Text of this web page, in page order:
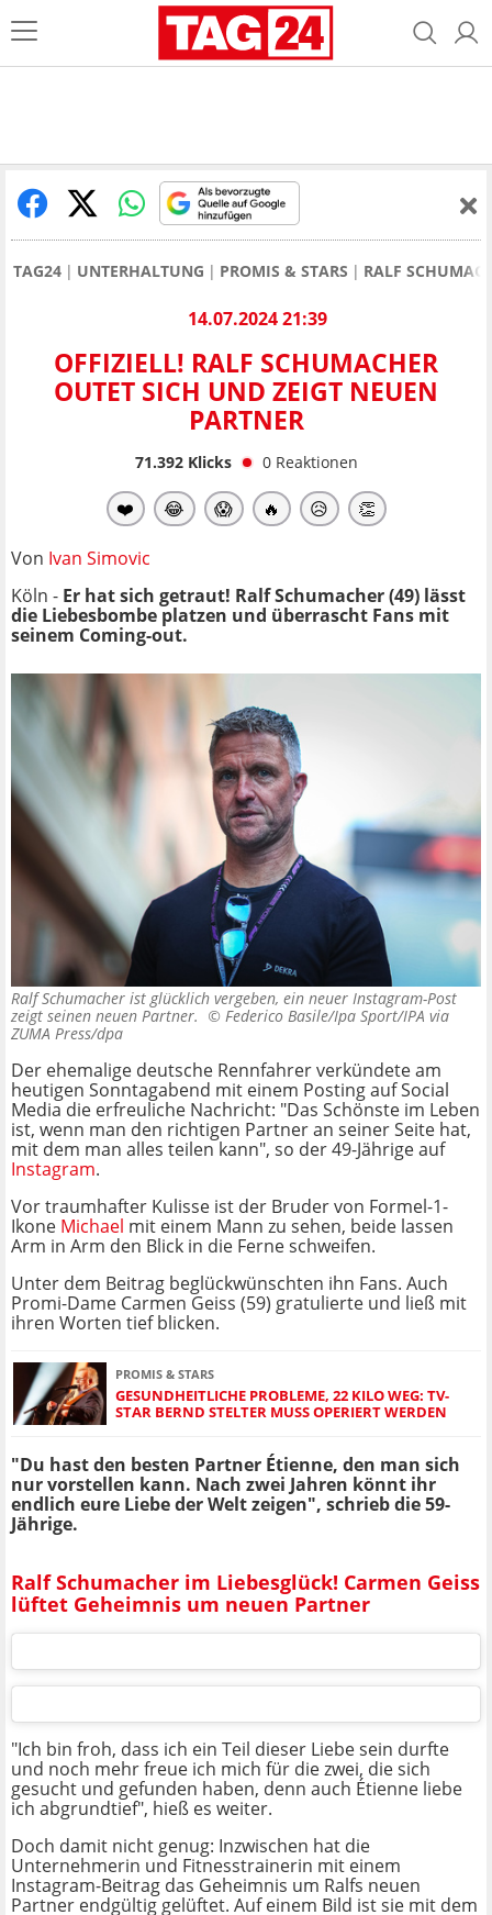
TAG24 UNTERHALTUNG PROMIS & STARS RALF
14.07.2024 21:39
OFFIZIELL! RALF SCHUMACHER
OUTET SICH UND ZEIGT NEUEN
PARTNER
71.392Klicks 0 Reaktionen
❤️ 😂 😱 🔥 😥 👏
Von Ivan Simovic
Köln - Er hat sich getraut! Ralf Schumacher (49) lässt
die Liebesbombe platzen und überrascht Fans mit
seinem Coming-out.
Ralf Schumacher ist glücklich vergeben, ein neuer Instagram-Post
zeigt seinen neuen Partner. © Federico Basile/Ipa Sport/IPA via
ZUMA Press/dpa
Der ehemalige deutsche Rennfahrer verkündete am
heutigen Sonntagabend mit einem Posting auf Social
Media die erfreuliche Nachricht: "Das Schönste im Leben
ist, wenn man den richtigen Partner an seiner Seite hat,
mit dem man alles teilen kann", so der 49-Jährige auf
Instagram.
Vor traumhafter Kulisse ist der Bruder von Formel-1-
Ikone Michael mit einem Mann zu sehen, beide lassen
Arm in Arm den Blick in die Ferne schweifen.
Unter dem Beitrag beglückwünschten ihn Fans. Auch
Promi-Dame Carmen Geiss (59) gratulierte und ließ mit
ihren Worten tief blicken.
PROMIS & STARS
GESUNDHEITLICHE PROBLEME, 22 KILO WEG: TV-
STAR BERND STELTER MUSS OPERIERT WERDEN
"Du hast den besten Partner Étienne, den man sich
nur vorstellen kann. Nach zwei Jahren könnt ihr
endlich eure Liebe der Welt zeigen", schrieb die 59-
Jährige.
Ralf Schumacher im Liebesglück! Carmen Geiss
lüftet Geheimnis um neuen Partner
"Ich bin froh, dass ich ein Teil dieser Liebe sein durfte
und noch mehr freue ich mich für die zwei, die sich
gesucht und gefunden haben, denn auch Étienne liebe
ich abgrundtief", hieß es weiter.
Doch damit nicht genug: Inzwischen hat die
Unternehmerin und Fitnesstrainerin mit einem
Instagram-Beitrag das Geheimnis um Ralfs neuen
Partner endgültig gelüftet. Auf einem Bild ist sie mit dem